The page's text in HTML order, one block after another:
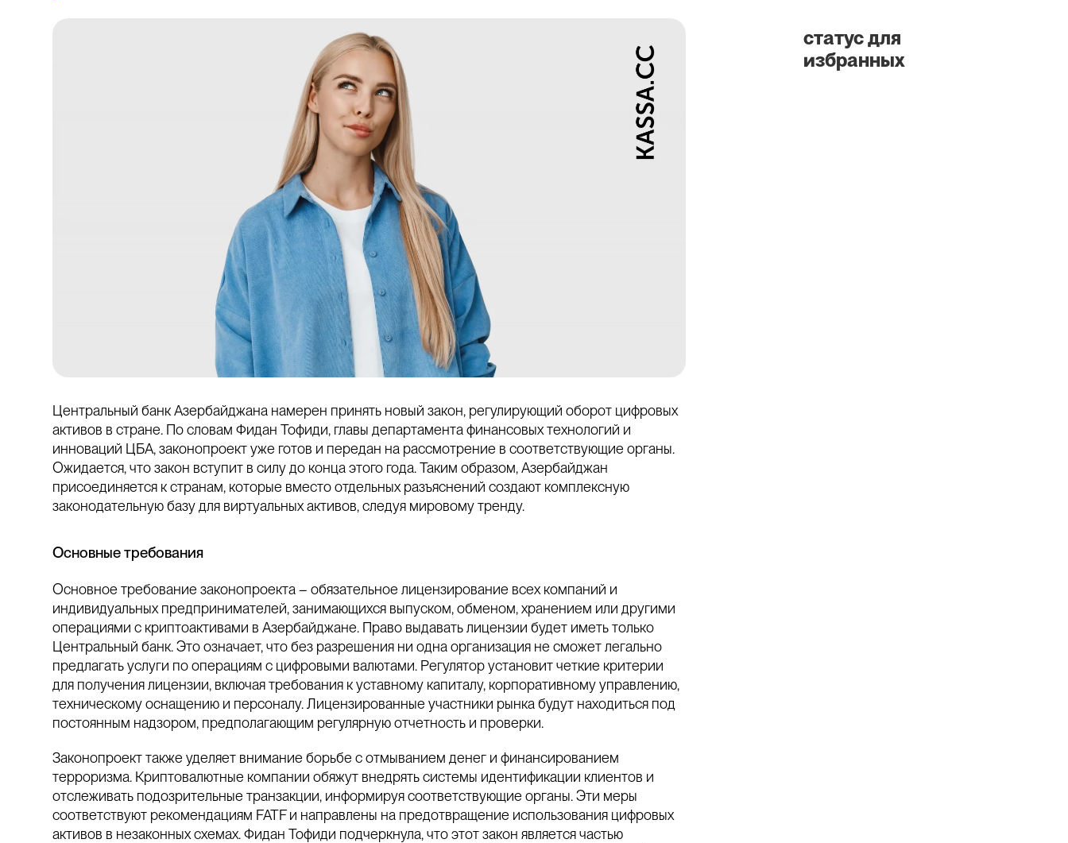
Центральный банк Азербайджана намерен принять новый закон, регулирующий оборот цифровых
активов в стране. По словам Фидан Тофиди, главы департамента финансовых технологий и
инноваций ЦБА, законопроект уже готов и передан на рассмотрение в соответствующие органы.
Ожидается, что закон вступит в силу до конца этого года. Таким образом, Азербайджан
присоединяется к странам, которые вместо отдельных разъяснений создают комплексную
законодательную базу для виртуальных активов, следуя мировому тренду.
Основные требования
Основное требование законопроекта – обязательное лицензирование всех компаний и
индивидуальных предпринимателей, занимающихся выпуском, обменом, хранением или другими
операциями с криптоактивами в Азербайджане. Право выдавать лицензии будет иметь только
Центральный банк. Это означает, что без разрешения ни одна организация не сможет легально
предлагать услуги по операциям с цифровыми валютами. Регулятор установит четкие критерии
для получения лицензии, включая требования к уставному капиталу, корпоративному управлению,
техническому оснащению и персоналу. Лицензированные участники рынка будут находиться под
постоянным надзором, предполагающим регулярную отчетность и проверки.
Законопроект также уделяет внимание борьбе с отмыванием денег и финансированием
терроризма. Криптовалютные компании обяжут внедрять системы идентификации клиентов и
отслеживать подозрительные транзакции, информируя соответствующие органы. Эти меры
соответствуют рекомендациям FATF и направлены на предотвращение использования цифровых
активов в незаконных схемах. Фидан Тофиди подчеркнула, что этот закон является частью
статус для
избранных